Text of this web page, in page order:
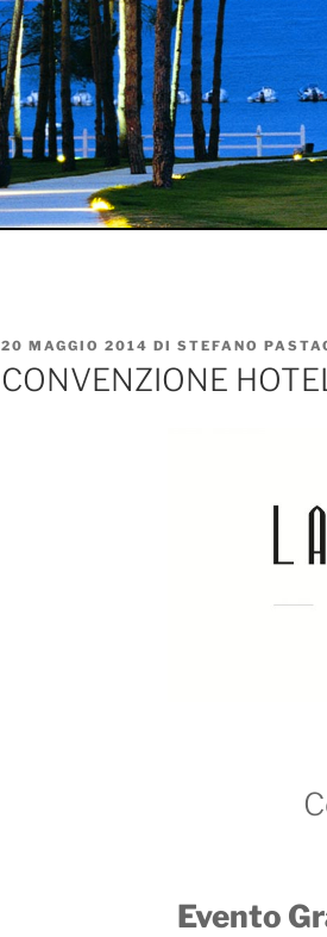
PUBBLICATO
IL
20 MAGGIO 2014 DI STEFANO
CONVENZIONE
Evento